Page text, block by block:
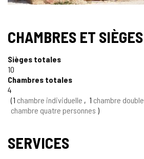
CHAMBRES ET SIÈGES
Sièges totales
10
Chambres totales
4
1 chambre individuelle 1 chambre double
chambre quatre personnes
SERVICES